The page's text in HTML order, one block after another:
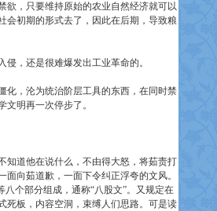
欲，只要维持原始的农业自然经济就可以
会初期的形式去了，因此在后期，导致粮
，还是很难爆发出工业革命的。
化，沦为统治阶层工具的东西，在同时禁
明再一次停步了。
知道他在说什么，不由得大怒，将茹责打
向茹道歉，一面下令纠正浮夸的文风。
个部分组成，通称“八股文”。又规定在
死板，内容空洞，束缚人们思路。可是读